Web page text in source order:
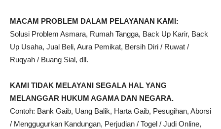
MACAM PROBLEM DALAM PELAYANAN KAMI:
Solusi Problem Asmara, Rumah Tangga, Back Up Karir, Back
Up Usaha, Jual Beli, Aura Pemikat, Bersih Diri / Ruwat /
Ruqyah / Buang Sial, dll.
KAMI TIDAK MELAYANI SEGALA HAL YANG
MELANGGAR HUKUM AGAMA DAN NEGARA.
Contoh: Bank Gaib, Uang Balik, Harta Gaib, Pesugihan, Aborsi
/ Menggugurkan Kandungan, Perjudian / Togel / Judi Online,